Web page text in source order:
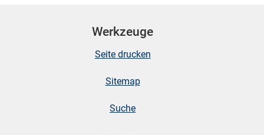
Werkzeuge
Seite drucken
Sitemap
Suche